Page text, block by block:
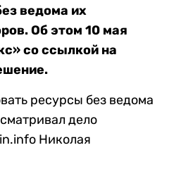
ведома их
Об этом 10 мая
со ссылкой на
ресурсы без ведома
дело
Николая